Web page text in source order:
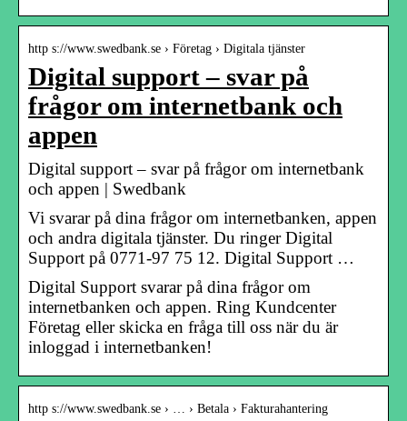
http s://www.swedbank.se › Företag › Digitala tjänster
Digital support – svar på
frågor om internetbank och
appen
Digital support – svar på frågor om internetbank
och appen | Swedbank
Vi svarar på dina frågor om internetbanken, appen
och andra digitala tjänster. Du ringer Digital
Support på 0771-97 75 12. Digital Support …
Digital Support svarar på dina frågor om
internetbanken och appen. Ring Kundcenter
Företag eller skicka en fråga till oss när du är
inloggad i internetbanken!
http s://www.swedbank.se › … › Betala › Fakturahantering